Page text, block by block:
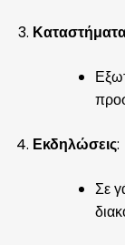
Καταστήματα
Εκδηλώσεις:
Σε